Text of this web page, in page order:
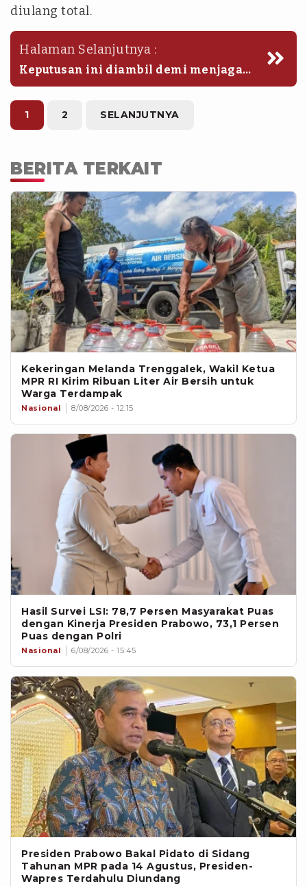
diulang total.
Halaman Selanjutnya :
Keputusan ini diambil demi menjaga
integritas lomba, di mana dewan juri
yang lama dinonaktifkan dan akan
diganti seluruhnya.
1 2 SELANJUTNYA
BERITA TERKAIT
Kekeringan Melanda Trenggalek, Wakil Ketua
MPR RI Kirim Ribuan Liter Air Bersih untuk
Warga Terdampak
Nasional 8/08/2026 - 12:15
Hasil Survei LSI: 78,7 Persen Masyarakat Puas
dengan Kinerja Presiden Prabowo, 73,1 Persen
Puas dengan Polri
Nasional 6/08/2026 - 15:45
Presiden Prabowo Bakal Pidato di Sidang
Tahunan MPR pada 14 Agustus, Presiden-
Wapres Terdahulu Diundang